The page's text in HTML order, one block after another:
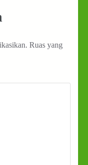
Ruas yang